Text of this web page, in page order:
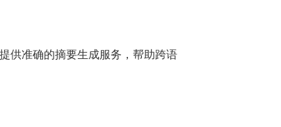
供准确的摘要生成服务，帮助跨语